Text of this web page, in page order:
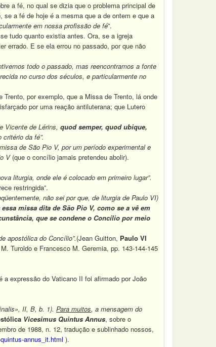
a fé, no qual se dizia que o problema principal de
a fé de hoje é a mesma que a de ontem e que a
em nossa profissão de fé”.
tudo quanto existia antes. Ora, se a igreja
errado. E se ela errou no passado, por que não
todo o passado, mas reencontramos a fonte
no curso dos séculos, e particularmente no
por exemplo, que a Missa de Trento, lá onde
por uma reação antiluterana; que Lutero
Vicente de Lérins, quod semper, quod ubique,
da fé”.
de São Pio V, por um período experimental e
V(que o concílio jamais pretendeu abolir).
liturgia, onde ele é colocado em primeiro lugar”.
restringida”.
não sei por que, de liturgia de Paulo VI)
essa missa dita de São Pio V, como se a vê em
que se condene o Concílio por meio
apostólica do Concílio”.(Jean Guitton, Paulo VI
Turoldo e Francesco M. Geremia, pp. 143-144-145
expressão do Vaticano II foi afirmado por João
II, B, b. 1). Para muitos, a mensagem do
Vicesimus Quintus Annus, sobre o
de 1988, n. 12, tradução e sublinhado nossos,
annus_it.html ).